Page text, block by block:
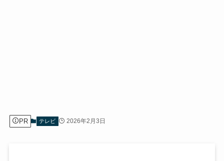
PR テレビ 2026年2月3日